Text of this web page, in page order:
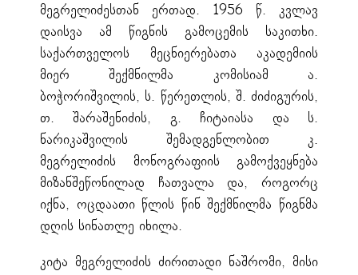
მეგრელიძესთან ერთად. 1956 წ. კვლავ
დაისვა ამ წიგნის გამოცემის საკითხი.
საქართველოს მეცნიერებათა აკადემიის
მიერ შექმნილმა კომისიამ ა.
ბოჭორიშვილის, ს. წერეთლის, შ. ძიძიგურის,
თ. შარაშენიძის, გ. ჩიტაიასა და ს.
ნარიკაშვილის შემადგენლობით კ.
მეგრელიძის მონოგრაფიის გამოქვეყნება
მიზანშეწონილად ჩათვალა და, როგორც
იქნა, ოცდაათი წლის წინ შექმნილმა წიგნმა
დღის სინათლე იხილა.
კიტა მეგრელიძის ძირითადი ნაშრომი, მისი